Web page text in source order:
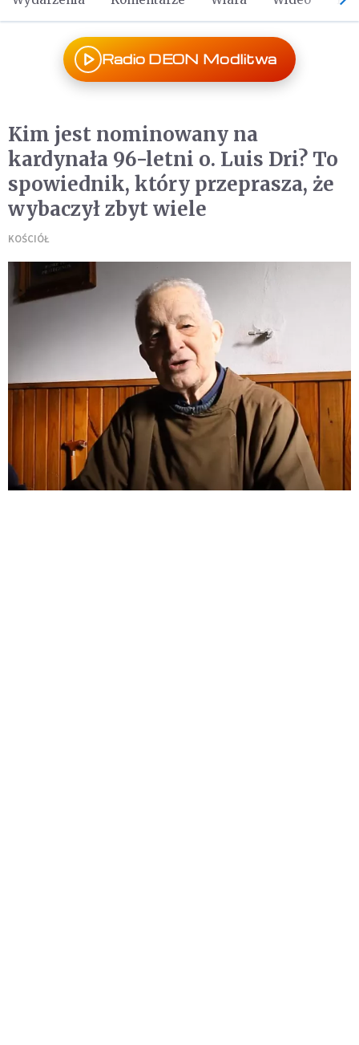
Radio DEON Modlitwa
Kim jest nominowany na
kardynała 96-letni o. Luis Dri? To
spowiednik, który przeprasza, że
wybaczył zbyt wiele
KOŚCIÓŁ